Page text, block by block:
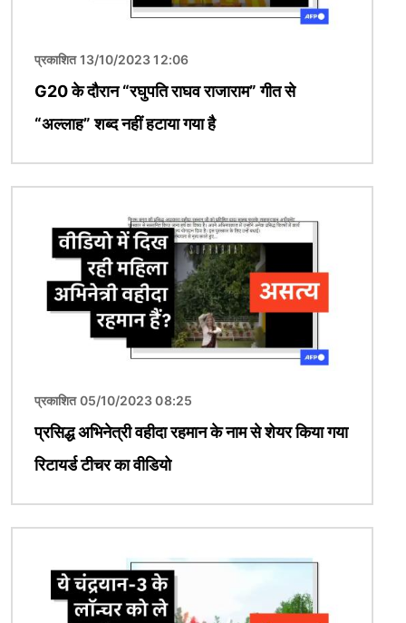
प्रकाशित 13/10/2023 12:06
G20 के दौरान “रघुपति राघव राजाराम” गीत से
“अल्लाह” शब्द नहीं हटाया गया है
प्रकाशित 05/10/2023 08:25
प्रसिद्ध अभिनेत्री वहीदा रहमान के नाम से शेयर किया गया
रिटायर्ड टीचर का वीडियो